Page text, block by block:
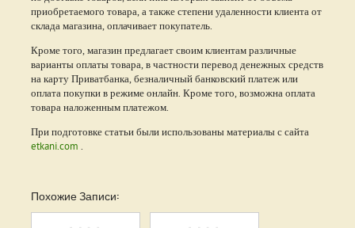
приобретаемого товара, а также степени удаленности клиента от
склада магазина, оплачивает покупатель.
Кроме того, магазин предлагает своим клиентам различные
варианты оплаты товара, в частности перевод денежных средств
на карту Приватбанка, безналичный банковский платеж или
оплата покупки в режиме онлайн. Кроме того, возможна оплата
товара наложенным платежом.
При подготовке статьи были использованы материалы с сайта
etkani.com
Похожие Записи: